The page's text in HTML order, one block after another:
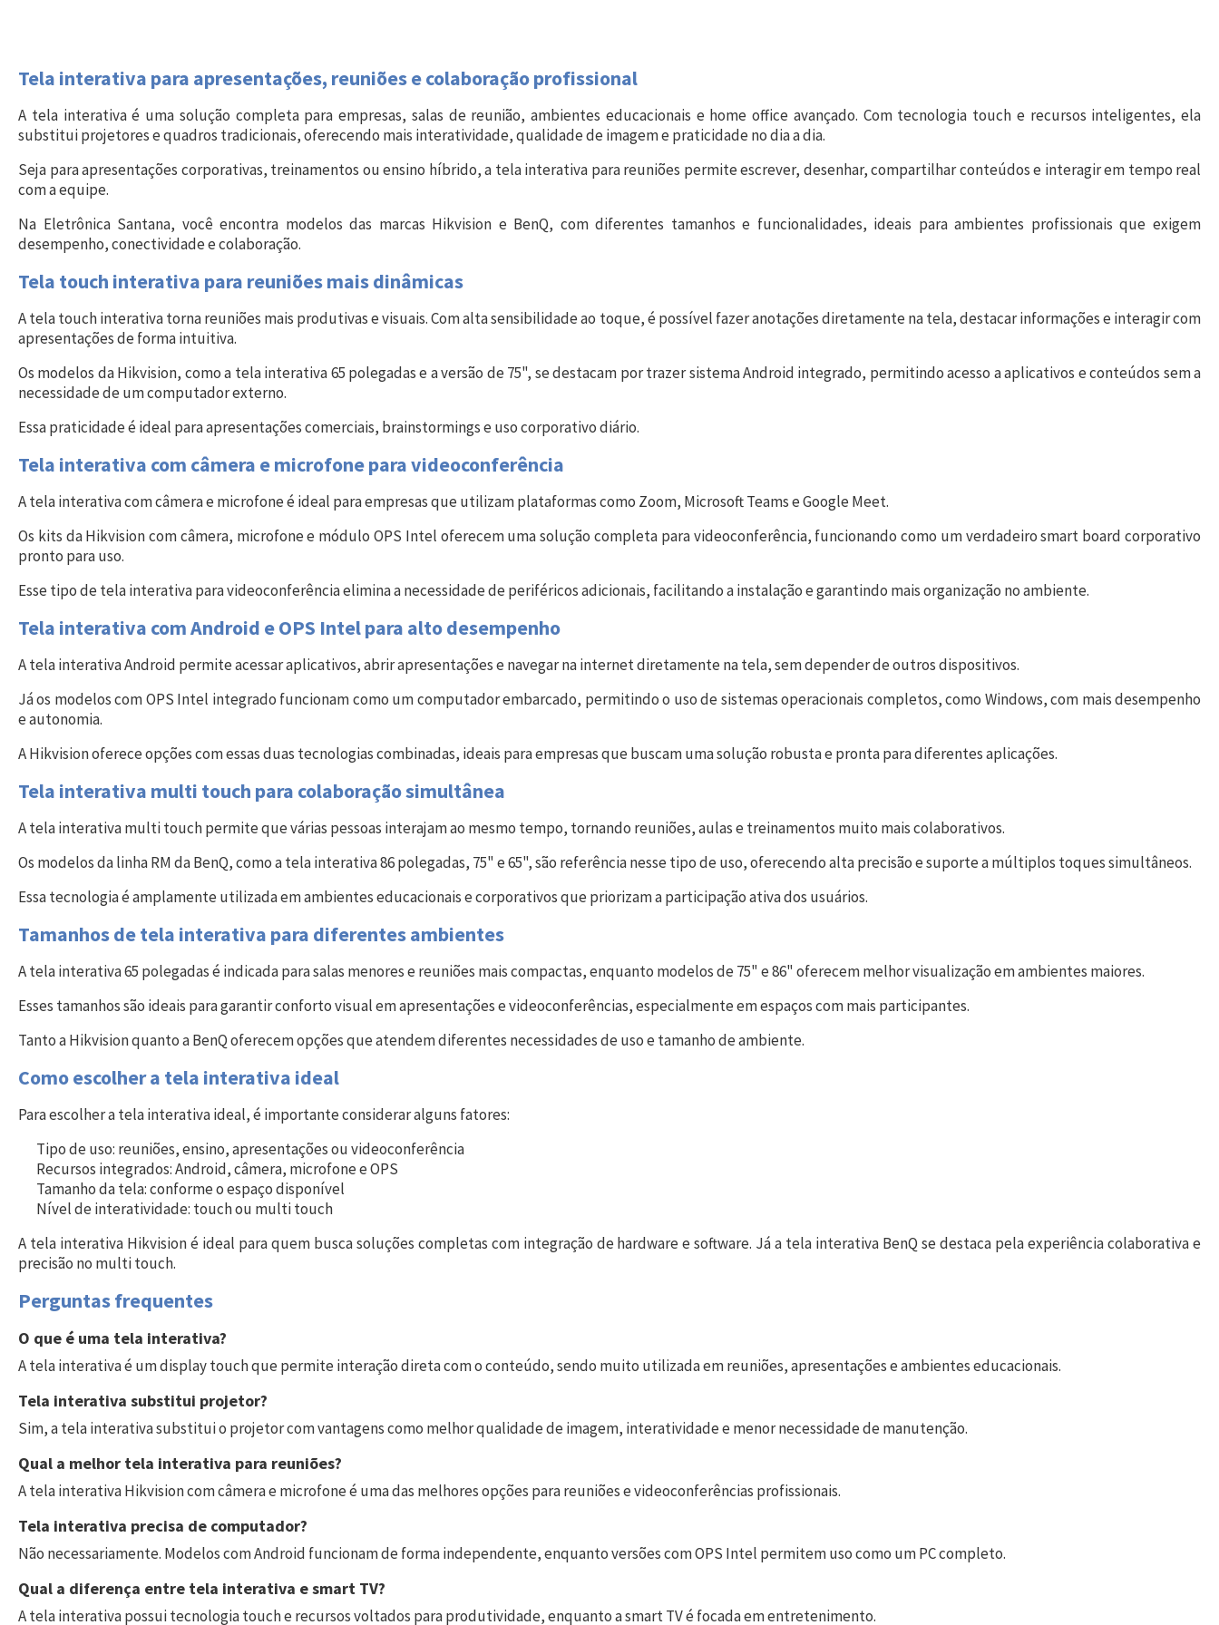
Entrega Flash
Cartão de crédito
Entendi
Pagamento via Pix
Entendi
Retire na Loja
Tela interativa para apresentações, reuniões e colaboração profissional
A tela interativa é uma solução completa para empresas, salas de reunião, ambientes educacionais e home office avançado. Com tecnologia touch e recursos inteligentes, ela
substitui projetores e quadros tradicionais, oferecendo mais interatividade, qualidade de imagem e praticidade no dia a dia.
Seja para apresentações corporativas, treinamentos ou ensino híbrido, a tela interativa para reuniões permite escrever, desenhar, compartilhar conteúdos e interagir em tempo real
com a equipe.
Na Eletrônica Santana, você encontra modelos das marcas Hikvision e BenQ, com diferentes tamanhos e funcionalidades, ideais para ambientes profissionais que exigem
desempenho, conectividade e colaboração.
Tela touch interativa para reuniões mais dinâmicas
A tela touch interativa torna reuniões mais produtivas e visuais. Com alta sensibilidade ao toque, é possível fazer anotações diretamente na tela, destacar informações e interagir com
apresentações de forma intuitiva.
Os modelos da Hikvision, como a tela interativa 65 polegadas e a versão de 75", se destacam por trazer sistema Android integrado, permitindo acesso a aplicativos e conteúdos sem a
necessidade de um computador externo.
Essa praticidade é ideal para apresentações comerciais, brainstormings e uso corporativo diário.
Tela interativa com câmera e microfone para videoconferência
A tela interativa com câmera e microfone é ideal para empresas que utilizam plataformas como Zoom, Microsoft Teams e Google Meet.
Os kits da Hikvision com câmera, microfone e módulo OPS Intel oferecem uma solução completa para videoconferência, funcionando como um verdadeiro smart board corporativo
pronto para uso.
Esse tipo de tela interativa para videoconferência elimina a necessidade de periféricos adicionais, facilitando a instalação e garantindo mais organização no ambiente.
Tela interativa com Android e OPS Intel para alto desempenho
A tela interativa Android permite acessar aplicativos, abrir apresentações e navegar na internet diretamente na tela, sem depender de outros dispositivos.
Já os modelos com OPS Intel integrado funcionam como um computador embarcado, permitindo o uso de sistemas operacionais completos, como Windows, com mais desempenho
e autonomia.
A Hikvision oferece opções com essas duas tecnologias combinadas, ideais para empresas que buscam uma solução robusta e pronta para diferentes aplicações.
Tela interativa multi touch para colaboração simultânea
A tela interativa multi touch permite que várias pessoas interajam ao mesmo tempo, tornando reuniões, aulas e treinamentos muito mais colaborativos.
Os modelos da linha RM da BenQ, como a tela interativa 86 polegadas, 75" e 65", são referência nesse tipo de uso, oferecendo alta precisão e suporte a múltiplos toques simultâneos.
Essa tecnologia é amplamente utilizada em ambientes educacionais e corporativos que priorizam a participação ativa dos usuários.
Tamanhos de tela interativa para diferentes ambientes
A tela interativa 65 polegadas é indicada para salas menores e reuniões mais compactas, enquanto modelos de 75" e 86" oferecem melhor visualização em ambientes maiores.
Esses tamanhos são ideais para garantir conforto visual em apresentações e videoconferências, especialmente em espaços com mais participantes.
Tanto a Hikvision quanto a BenQ oferecem opções que atendem diferentes necessidades de uso e tamanho de ambiente.
Como escolher a tela interativa ideal
Para escolher a tela interativa ideal, é importante considerar alguns fatores:
Tipo de uso: reuniões, ensino, apresentações ou videoconferência
Recursos integrados: Android, câmera, microfone e OPS
Tamanho da tela: conforme o espaço disponível
Nível de interatividade: touch ou multi touch
A tela interativa Hikvision é ideal para quem busca soluções completas com integração de hardware e software. Já a tela interativa BenQ se destaca pela experiência colaborativa e
precisão no multi touch.
Perguntas frequentes
O que é uma tela interativa?
A tela interativa é um display touch que permite interação direta com o conteúdo, sendo muito utilizada em reuniões, apresentações e ambientes educacionais.
Tela interativa substitui projetor?
Sim, a tela interativa substitui o projetor com vantagens como melhor qualidade de imagem, interatividade e menor necessidade de manutenção.
Qual a melhor tela interativa para reuniões?
A tela interativa Hikvision com câmera e microfone é uma das melhores opções para reuniões e videoconferências profissionais.
Tela interativa precisa de computador?
Não necessariamente. Modelos com Android funcionam de forma independente, enquanto versões com OPS Intel permitem uso como um PC completo.
Qual a diferença entre tela interativa e smart TV?
A tela interativa possui tecnologia touch e recursos voltados para produtividade, enquanto a smart TV é focada em entretenimento.